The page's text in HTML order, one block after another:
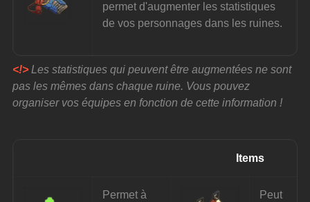
permet d'augmenter les statistiques
de vos personnages dans les ruines.
<!> Les statistiques qui peuvent être augmentées ne sont
pas les mêmes dans chaque ruine. Vous pouvez
organiser vos équipes en fonction de cette information !
Items
Permet à
Peut